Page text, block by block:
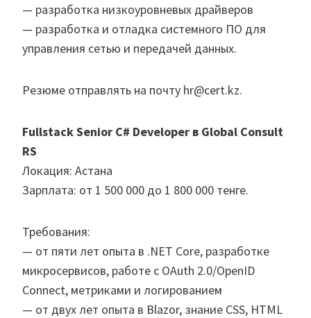
— разработка низкоуровневых драйверов
— разработка и отладка системного ПО для
управления сетью и передачей данных.
Резюме отправлять на почту hr@cert.kz.
Fullstack Senior C# Developer в Global Consult
RS
Локация: Астана
Зарплата: от 1 500 000 до 1 800 000 тенге.
Требования:
— от пяти лет опыта в .NET Core, разработке
микросервисов, работе с OAuth 2.0/OpenID
Connect, метриками и логированием
— от двух лет опыта в Blazor, знание CSS, HTML